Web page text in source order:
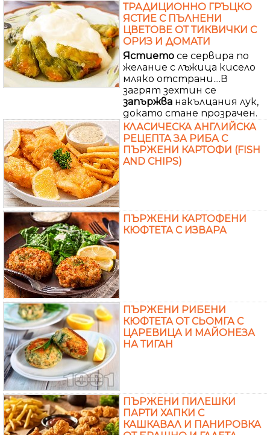
ТРАДИЦИОННО ГРЪЦКО
ЯСТИЕ С ПЪЛНЕНИ
ЦВЕТОВЕ ОТ ТИКВИЧКИ С
ОРИЗ И ДОМАТИ
Ястието се сервира по
желание с лъжица кисело
мляко отстрани....В
загрят зехтин се
запържва накълцания лук,
докато стане прозрачен.
КЛАСИЧЕСКА АНГЛИЙСКА
РЕЦЕПТА ЗА РИБА С
ПЪРЖЕНИ КАРТОФИ (FISH
AND CHIPS)
ПЪРЖЕНИ КАРТОФЕНИ
КЮФТЕТА С ИЗВАРА
ПЪРЖЕНИ РИБЕНИ
КЮФТЕТА ОТ СЬОМГА С
ЦАРЕВИЦА И МАЙОНЕЗА
НА ТИГАН
ПЪРЖЕНИ ПИЛЕШКИ
ПАРТИ ХАПКИ С
КАШКАВАЛ И ПАНИРОВКА